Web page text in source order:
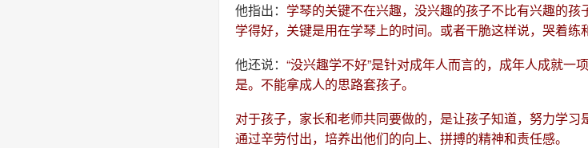
他指出： 学琴的关键不在兴趣，没兴趣的孩子不比有兴趣的
学得好，关键是用在学琴上的时间。或者干脆这样说，哭着练
他还说： “没兴趣学不好”是针对成年人而言的，成年人成就一
是。不能拿成人的思路套孩子。
对于孩子，家长和老师共同要做的，是让孩子知道，努力学习
通过辛劳付出，培养出他们的向上、拼搏的精神和责任感。